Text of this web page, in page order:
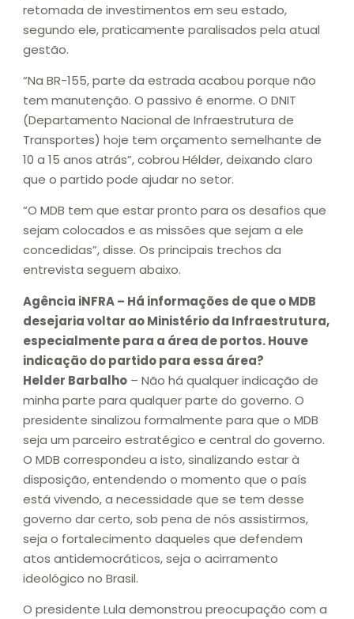
retomada de investimentos em seu estado,
segundo ele, praticamente paralisados pela atual
gestão.
“Na BR-155, parte da estrada acabou porque não
tem manutenção. O passivo é enorme. O DNIT
(Departamento Nacional de Infraestrutura de
Transportes) hoje tem orçamento semelhante de
10 a 15 anos atrás”, cobrou Hélder, deixando claro
que o partido pode ajudar no setor.
“O MDB tem que estar pronto para os desafios que
sejam colocados e as missões que sejam a ele
concedidas”, disse. Os principais trechos da
entrevista seguem abaixo.
Agência iNFRA – Há informações de que o MDB
desejaria voltar ao Ministério da Infraestrutura,
especialmente para a área de portos. Houve
indicação do partido para essa área?
Helder Barbalho – Não há qualquer indicação de
minha parte para qualquer parte do governo. O
presidente sinalizou formalmente para que o MDB
seja um parceiro estratégico e central do governo.
O MDB correspondeu a isto, sinalizando estar à
disposição, entendendo o momento que o país
está vivendo, a necessidade que se tem desse
governo dar certo, sob pena de nós assistirmos,
seja o fortalecimento daqueles que defendem
atos antidemocráticos, seja o acirramento
ideológico no Brasil.
O presidente Lula demonstrou preocupação com a